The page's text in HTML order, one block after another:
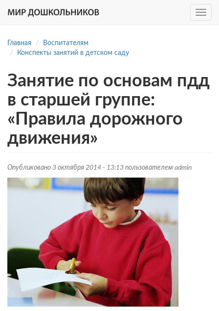
основному
Toggle
Главная
Воспитателям
Конспекты занятий в детском саду
Занятие по основам пдд
в старшей группе:
«Правила дорожного
движения»
Опубликовано 3 октября 2014 - 13:13 пользователем admin